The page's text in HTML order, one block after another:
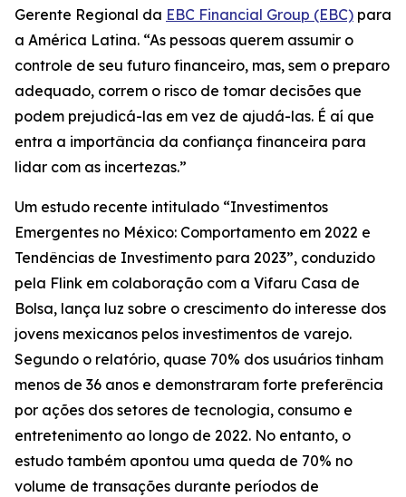
Gerente Regional da EBC Financial Group (EBC) para
a América Latina. “As pessoas querem assumir o
controle de seu futuro financeiro, mas, sem o preparo
adequado, correm o risco de tomar decisões que
podem prejudicá-las em vez de ajudá-las. É aí que
entra a importância da confiança financeira para
lidar com as incertezas.”
Um estudo recente intitulado “Investimentos
Emergentes no México: Comportamento em 2022 e
Tendências de Investimento para 2023”, conduzido
pela Flink em colaboração com a Vifaru Casa de
Bolsa, lança luz sobre o crescimento do interesse dos
jovens mexicanos pelos investimentos de varejo.
Segundo o relatório, quase 70% dos usuários tinham
menos de 36 anos e demonstraram forte preferência
por ações dos setores de tecnologia, consumo e
entretenimento ao longo de 2022. No entanto, o
estudo também apontou uma queda de 70% no
volume de transações durante períodos de